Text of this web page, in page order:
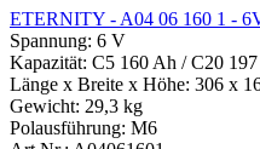
ETERNITY - A04 06 160 1 -
Spannung: 6 V
Kapazität: C5 160 Ah / C20
Länge x Breite x Höhe: 306 x
Gewicht: 29,3 kg
Polausführung: M6